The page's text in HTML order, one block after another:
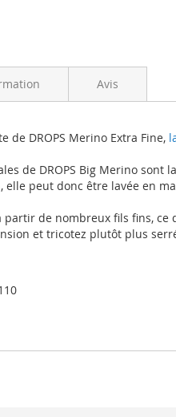
de DROPS Merino Extra Fine,
de DROPS Big Merino
, elle peut donc être lavée en
partir de nombreux fils fins,
et tricotez plutôt plus
Avis